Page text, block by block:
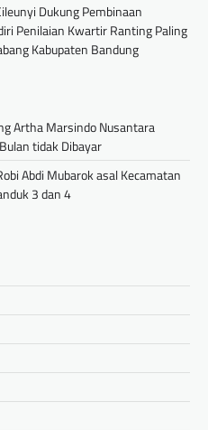
Dukung Pembinaan
Penilaian Kwartir Ranting Paling
Kabupaten Bandung
Artha Marsindo Nusantara
tidak Dibayar
Abdi Mubarok asal Kecamatan
3 dan 4